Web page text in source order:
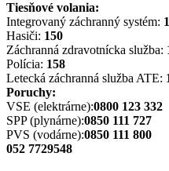
Tiesňové volania:
Integrovaný záchranný systém:
Hasiči: 150
Záchranná zdravotnícka služba:
Polícia: 158
Letecká záchranná služba ATE:
Poruchy:
VSE (elektrárne):0800 123 332
SPP (plynárne):0850 111 727
PVS (vodárne):0850 111 800
052 7729548